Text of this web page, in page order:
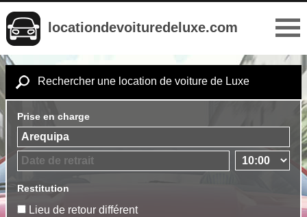
locationdevoituredeluxe.com
Rechercher une location de voiture de Luxe
Prise en charge
Restitution
Lieu de retour différent